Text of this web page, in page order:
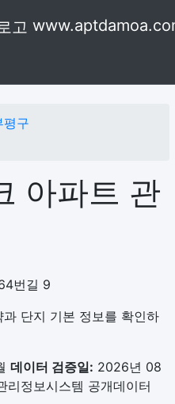
평구
아파트 관
번길 9
단지 기본 정보를 확인하
데이터 검증일: 2026년 08
리정보시스템 공개데이터